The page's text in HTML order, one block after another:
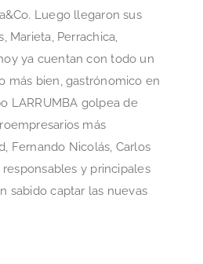
Luego llegaron sus
Marieta, Perrachica,
ya cuentan con todo un
más bien, gastrónomico en
LARRUMBA golpea de
más
Fernando Nicolás, Carlos
responsables y principales
sabido captar las nuevas